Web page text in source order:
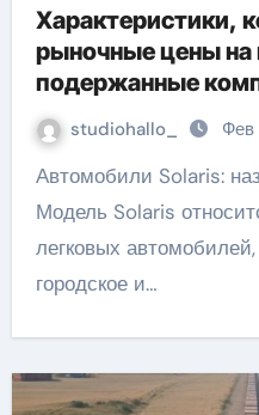
Характеристики,
рыночные цены на
подержанные
B‑класса
studiohallo_ Фев
Автомобили Solaris: назначение и обзор модели
Модель Solaris
легковых
городское и…